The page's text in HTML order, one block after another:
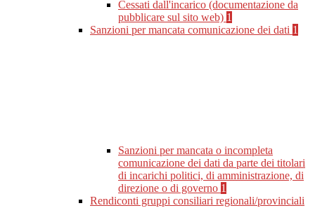
Cessati dall'incarico (documentazione da
pubblicare sul sito web) 1
Sanzioni per mancata comunicazione dei dati 1
Sanzioni per mancata o incompleta
comunicazione dei dati da parte dei titolari
di incarichi politici, di amministrazione, di
direzione o di governo 1
Rendiconti gruppi consiliari regionali/provinciali